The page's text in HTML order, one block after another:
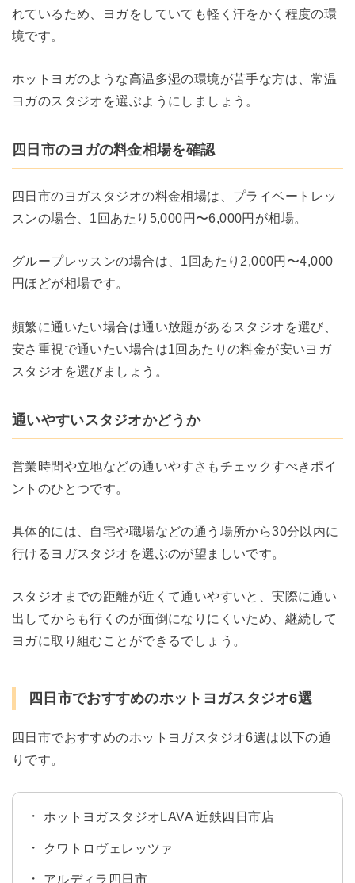
れているため、ヨガをしていても軽く汗をかく程度の環
境です。
ホットヨガのような高温多湿の環境が苦手な方は、常温
ヨガのスタジオを選ぶようにしましょう。
四日市のヨガの料金相場を確認
四日市のヨガスタジオの料金相場は、プライベートレッ
スンの場合、1回あたり5,000円〜6,000円が相場。
グループレッスンの場合は、1回あたり2,000円〜4,000
円ほどが相場です。
頻繁に通いたい場合は通い放題があるスタジオを選び、
安さ重視で通いたい場合は1回あたりの料金が安いヨガ
スタジオを選びましょう。
通いやすいスタジオかどうか
営業時間や立地などの通いやすさもチェックすべきポイ
ントのひとつです。
具体的には、自宅や職場などの通う場所から30分以内に
行けるヨガスタジオを選ぶのが望ましいです。
スタジオまでの距離が近くて通いやすいと、実際に通い
出してからも行くのが面倒になりにくいため、継続して
ヨガに取り組むことができるでしょう。
四日市でおすすめのホットヨガスタジオ6選
四日市でおすすめのホットヨガスタジオ6選は以下の通
りです。
ホットヨガスタジオLAVA 近鉄四日市店
クワトロヴェレッツァ
アルディラ四日市